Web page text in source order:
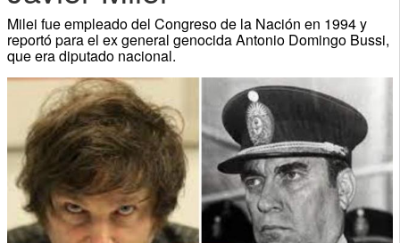
Milei fue empleado del Congreso de la Nación en 1994 y
reportó para el ex general genocida Antonio Domingo Bussi,
que era diputado nacional.